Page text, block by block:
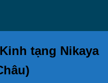
tạng Nikaya